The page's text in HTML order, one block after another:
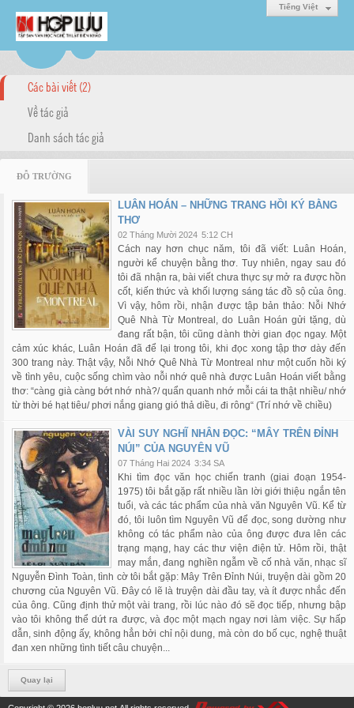
Tiếng Việt
Các bài viết (2)
Về tác giả
Danh sách tác giả
ĐỖ TRƯỜNG
LUÂN HOÁN – NHỮNG TRANG HỒI KÝ BẰNG
THƠ
02 Tháng Mười 2024 5:12 CH
Cách nay hơn chục năm, tôi đã viết: Luân Hoán,
người kể chuyện bằng thơ. Tuy nhiên, ngay sau đó
tôi đã nhận ra, bài viết chưa thực sự mở ra được hồn
cốt, kiến thức và khối lượng sáng tác đồ sộ của ông.
Vì vậy, hôm rồi, nhận được tập bản thảo: Nỗi Nhớ
Quê Nhà Từ Montreal, do Luân Hoán gửi tặng, dù
đang rất bận, tôi cũng dành thời gian đọc ngay. Một
cảm xúc khác, Luân Hoán đã để lại trong tôi, khi đọc xong tập thơ dày đến
300 trang này. Thật vậy, Nỗi Nhớ Quê Nhà Từ Montreal như một cuốn hồi ký
về tình yêu, cuộc sống chìm vào nỗi nhớ quê nhà được Luân Hoán viết bằng
thơ: “càng già càng bớt nhớ nhà?/ quẩn quanh nhớ mỗi cái ta thật nhiều/ nhớ
từ thời bé hạt tiêu/ phơi nắng giang gió thả diều, đi rông“ (Trí nhớ về chiều)
VÀI SUY NGHĨ NHÂN ĐỌC: “MÂY TRÊN ĐỈNH
NÚI” CỦA NGUYÊN VŨ
07 Tháng Hai 2024 3:34 SA
Khi tìm đọc văn học chiến tranh (giai đoạn 1954-
1975) tôi bắt gặp rất nhiều lần lời giới thiệu ngắn tên
tuổi, và các tác phẩm của nhà văn Nguyên Vũ. Kể từ
đó, tôi luôn tìm Nguyên Vũ để đọc, song dường như
không có tác phẩm nào của ông được đưa lên các
trạng mạng, hay các thư viện điện tử. Hôm rồi, thật
may mắn, đang nghiền ngẫm về cố nhà văn, nhạc sĩ
Nguyễn Đình Toàn, tình cờ tôi bắt gặp: Mây Trên Đỉnh Núi, truyện dài gồm 20
chương của Nguyên Vũ. Đây có lẽ là truyện dài đầu tay, và ít được nhắc đến
của ông. Cũng định thử một vài trang, rồi lúc nào đó sẽ đọc tiếp, nhưng bập
vào tôi không thể dứt ra được, và đọc một mạch ngay nơi làm việc. Sự hấp
dẫn, sinh động ấy, không hẳn bởi chỉ nội dung, mà còn do bố cục, nghệ thuật
đan xen những tình tiết câu chuyện...
Quay lại